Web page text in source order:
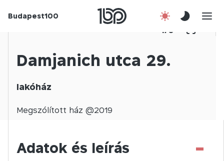
Budapest100
Csatlakozz!
1/ 0
Damjanich utca 29.
lakóház
Megszólított ház @2019
Adatok és leírás -